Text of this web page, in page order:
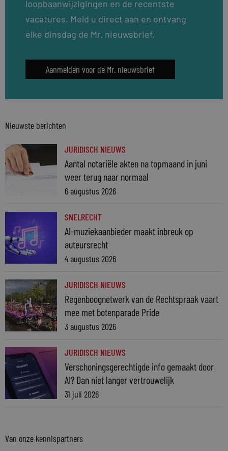
loopbaanwijzigingen en de recentste
vacatures. Meld u direct aan en ontvang
elke dinsdag de Mr. nieuwsbrief.
Aanmelden voor de Mr. nieuwsbrief
Nieuwste berichten
JURIDISCH NIEUWS
Aantal notariële akten na topmaand in juni
weer terug naar normaal
6 augustus 2026
SNELRECHT
AI-muziekaanbieder maakt inbreuk op
auteursrecht
4 augustus 2026
JURIDISCH NIEUWS
Regenboognetwerk van de Rechtspraak vaart
mee met botenparade Pride
3 augustus 2026
JURIDISCH NIEUWS
Verschoningsgerechtigde info gemaakt door
AI? Dan niet langer vertrouwelijk
31 juli 2026
Van onze kennispartners